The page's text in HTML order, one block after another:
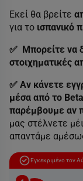
Εκεί θα βρείτε
για το ισπανικό
✅ Μπορείτε να
στοιχηματικές
✅ Αν κάνετε
μέσα από το
παρέμβουμε αν
μας στέλνετε
απαντάμε
Εγκεκριμένο τον